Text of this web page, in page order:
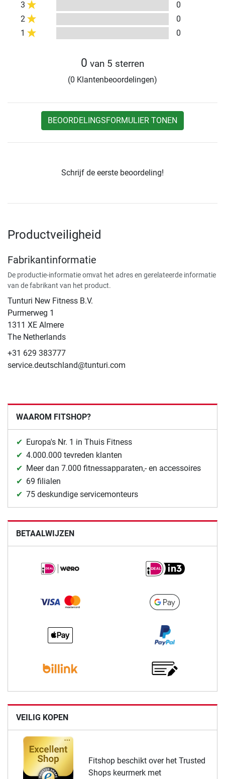
3
0
2
0
1
0
0 van 5 sterren
(0 Klantenbeoordelingen)
BEOORDELINGSFORMULIER TONEN
Schrijf de eerste beoordeling!
Productveiligheid
Fabrikantinformatie
De productie-informatie omvat het adres en gerelateerde informatie
van de fabrikant van het product.
Tunturi New Fitness B.V.
​Purmerweg 1
1311 XE Almere
The Netherlands
+31 629 383777
service.deutschland@tunturi.com
WAAROM FITSHOP?
Europa's Nr. 1 in Thuis Fitness
4.000.000 tevreden klanten
Meer dan 7.000 fitnessapparaten,- en accessoires
69 filialen
75 deskundige servicemonteurs
BETAALWIJZEN
VEILIG KOPEN
Fitshop beschikt over het Trusted
Shops keurmerk met